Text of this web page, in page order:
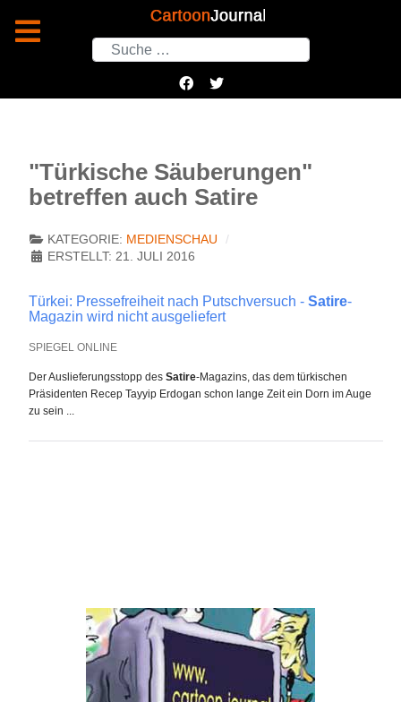
Suchen
"Türkische Säuberungen"
betreffen auch Satire
KATEGORIE: MEDIENSCHAU
ERSTELLT: 21. JULI 2016
Türkei: Pressefreiheit nach Putschversuch - Satire-
Magazin wird nicht ausgeliefert
SPIEGEL ONLINE
Der Auslieferungsstopp des Satire-Magazins, das dem türkischen
Präsidenten Recep Tayyip Erdogan schon lange Zeit ein Dorn im Auge
zu sein ...